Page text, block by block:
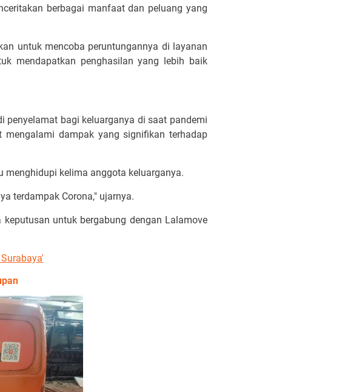
berbagai manfaat dan peluang yang
untuk mencoba peruntungannya di layanan
mendapatkan penghasilan yang lebih baik
bagi keluarganya di saat pandemi
mengalami dampak yang signifikan terhadap
menghidupi kelima anggota keluarganya.
terdampak Corona," ujarnya.
untuk bergabung dengan Lalamove